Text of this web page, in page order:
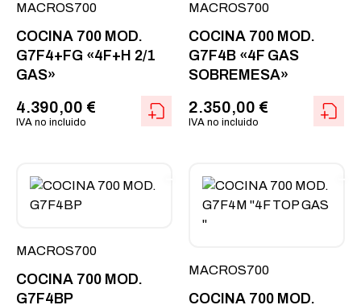
MACROS700
COCINA 700 MOD.
G7F4+FG «4F+H 2/1
GAS»
4.390,00 €
IVA no incluido
MACROS700
COCINA 700 MOD.
G7F4B «4F GAS
SOBREMESA»
2.350,00 €
IVA no incluido
MACROS700
COCINA 700 MOD.
G7F4BP
MACROS700
COCINA 700 MOD.